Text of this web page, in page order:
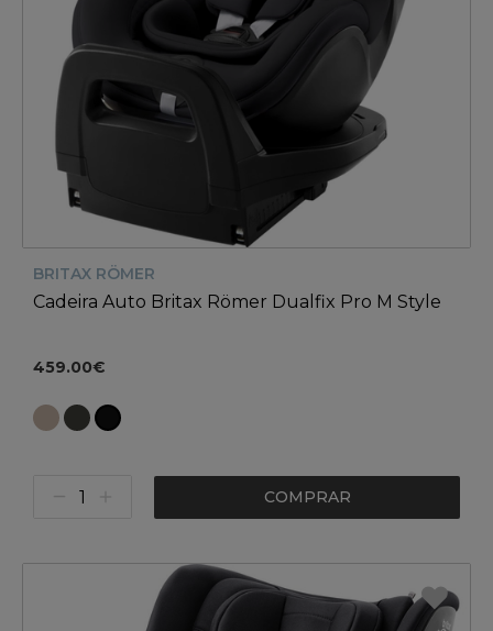
BRITAX RÖMER
Cadeira Auto Britax Römer Dualfix Pro M Style
459.00€
COMPRAR